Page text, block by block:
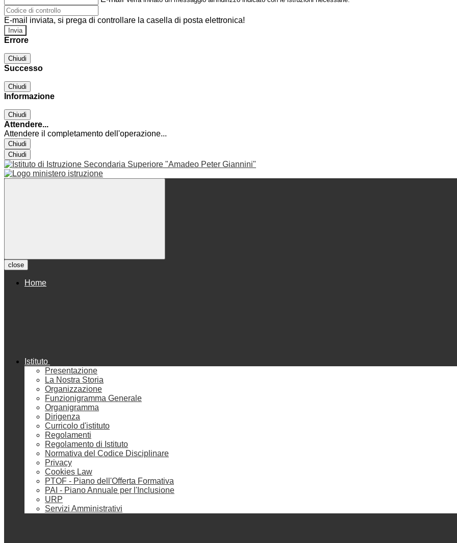
E-mail inviata, si prega di controllare la casella di posta elettronica!
Errore
Chiudi
Successo
Chiudi
Informazione
Chiudi
Attendere...
Attendere il completamento dell'operazione...
Chiudi
Chiudi
close
Home
Istituto
Presentazione
La Nostra Storia
Organizzazione
Funzionigramma Generale
Organigramma
Dirigenza
Curricolo d'istituto
Regolamenti
Regolamento di Istituto
Normativa del Codice Disciplinare
Privacy
Cookies Law
PTOF - Piano dell'Offerta Formativa
PAI - Piano Annuale per l'Inclusione
URP
Servizi Amministrativi